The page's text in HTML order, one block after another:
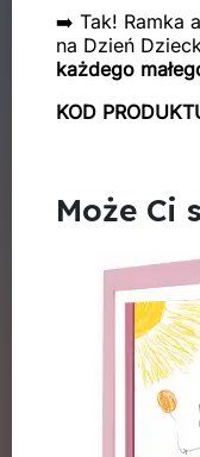
➡️ Tak! Ramka
na Dzień
każdego
KOD
Może Ci